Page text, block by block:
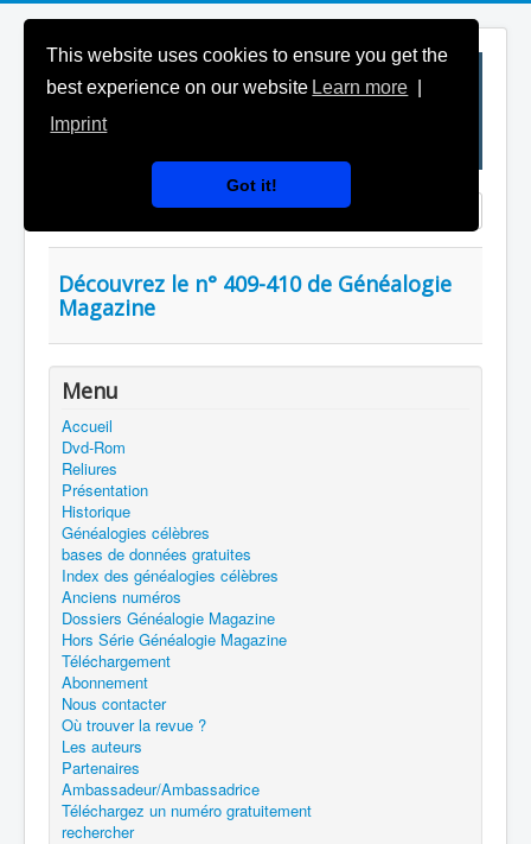
This website uses cookies to ensure you get the
best experience on our website Learn more
Imprint
Got it!
Saisir partie du titre Affichage #
Découvrez le n° 409-410 de Généalogie
Magazine
Menu
Accueil
Dvd-Rom
Reliures
Présentation
Historique
Généalogies célèbres
bases de données gratuites
Index des généalogies célèbres
Anciens numéros
Dossiers Généalogie Magazine
Hors Série Généalogie Magazine
Téléchargement
Abonnement
Nous contacter
Où trouver la revue ?
Les auteurs
Partenaires
Ambassadeur/Ambassadrice
Téléchargez un numéro gratuitement
rechercher